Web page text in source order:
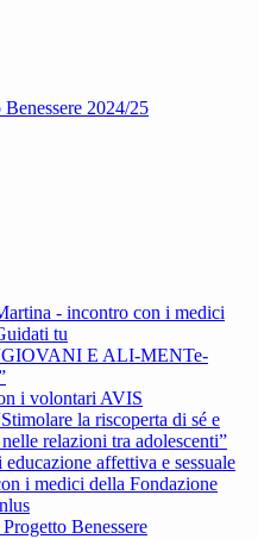
2024/25
- incontro con i medici
tu
E ALI-MENTe-
i volontari AVIS
la riscoperta di sé e
relazioni tra adolescenti”
affettiva e sessuale
i medici della Fondazione
Benessere